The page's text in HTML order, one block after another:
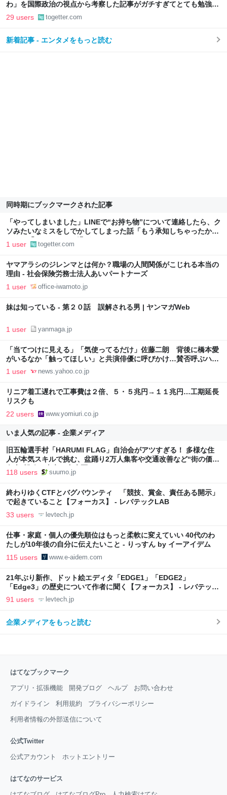
わ」を国際政治の視点から考察した記事がガチすぎてとても勉強に
なる
29 users togetter.com
新着記事 - エンタメをもっと読む
同時期にブックマークされた記事
「やってしまいました」LINEで“お持ち物”について連絡したら、ク
ソみたいなミスをしでかしてしまった話「もう承知しちゃったか
ら…」「やってしまい過ぎだろ」
1 user togetter.com
ヤマアラシのジレンマとは何か？職場の人間関係がこじれる本当の
理由 - 社会保険労務士法人あいパートナーズ
1 user office-iwamoto.jp
妹は知っている - 第２０話 誤解される男 | ヤンマガWeb
1 user yanmaga.jp
「当てつけに見える」「気使ってるだけ」佐藤二朗 背後に橋本愛
がいるなか「触ってほしい」と共演俳優に呼びかけ…賛否呼ぶハラ
スメント騒動後の“現場動画”（女性自身） - Yahoo!ニュース
1 user news.yahoo.co.jp
リニア着工遅れで工事費は２倍、５・５兆円→１１兆円…工期延長
リスクも
22 users www.yomiuri.co.jp
いま人気の記事 - 企業メディア
旧五輪選手村「HARUMI FLAG」自治会がアツすぎる！ 多様な住
人が本気スキルで挑む、盆踊り2万人集客や交通改善など“街の価値
向上”戦略 東京・中央区
118 users suumo.jp
終わりゆくCTFとバグバウンティ 「競技、賞金、責任ある開示」
で起きていること【フォーカス】 - レバテックLAB
33 users levtech.jp
仕事・家庭・個人の優先順位はもっと柔軟に変えていい 40代のわ
たしが10年後の自分に伝えたいこと - りっすん by イーアイデム
115 users www.e-aidem.com
21年ぶり新作、ドット絵エディタ「EDGE1」「EDGE2」
「Edge3」の歴史について作者に聞く【フォーカス】 - レバテック
LAB
91 users levtech.jp
企業メディアをもっと読む
はてなブックマーク
アプリ・拡張機能 開発ブログ ヘルプ お問い合わせ
ガイドライン 利用規約 プライバシーポリシー
利用者情報の外部送信について
公式Twitter
公式アカウント ホットエントリー
はてなのサービス